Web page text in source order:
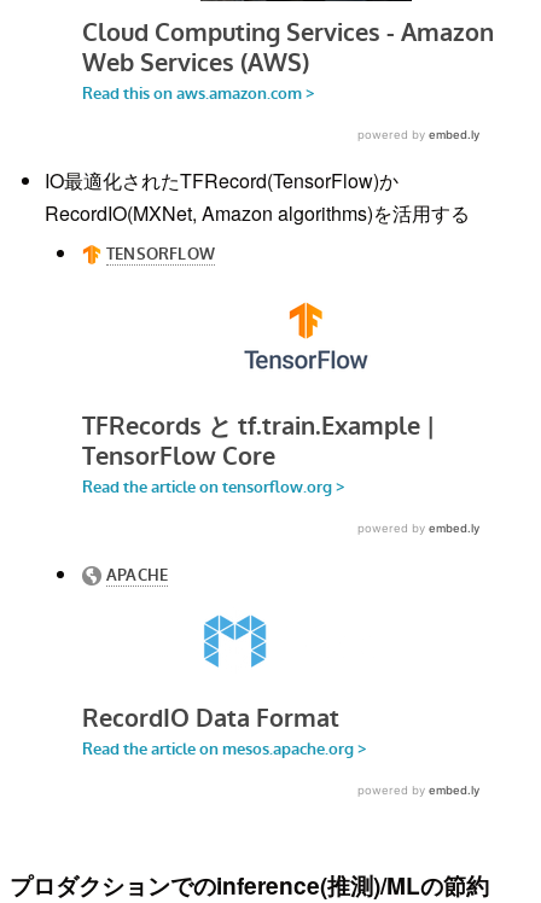
IO最適化されたTFRecord(TensorFlow)か
RecordIO(MXNet, Amazon algorithms)を活用する
プロダクションでのinference(推測)/MLの節約